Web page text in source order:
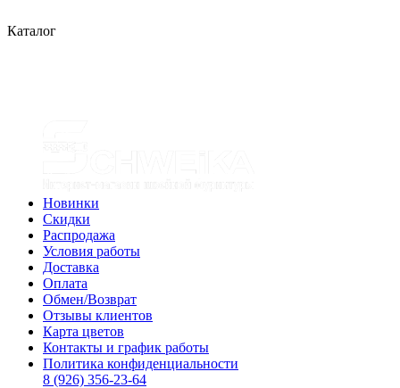
Каталог
Новинки
Скидки
Распродажа
Условия работы
Доставка
Оплата
Обмен/Возврат
Отзывы клиентов
Карта цветов
Контакты и график работы
Политика конфиденциальности
8 (926) 356-23-64